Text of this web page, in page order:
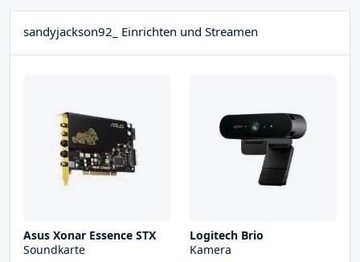
sandyjackson92_ Einrichten und Streamen
Asus Xonar Essence STX
Soundkarte
Logitech Brio
Kamera